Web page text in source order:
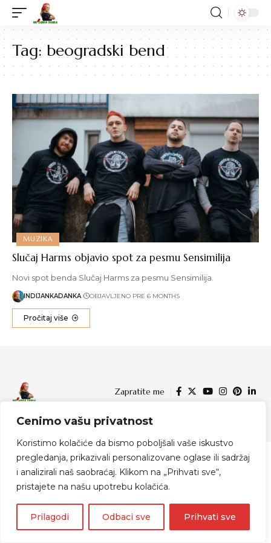
Cenimo vašu privatnost
Koristimo kolačiće da bismo poboljšali vaše iskustvo
pregledanja, prikazivali personalizovane oglase ili sadržaj
i analizirali naš saobraćaj. Klikom na „Prihvati sve“,
pristajete na našu upotrebu kolačića.
Prilagodi Odbaci sve Prihvati sve
Tag: beogradski bend
MUZIKA
Slučaj Harms objavio spot za pesmu Sensimilija
Novi spot benda Slučaj Harms za pesmu Sensimilija.
INDIJANKADANKA OBJAVLJENO PRE 6 MONTHS
Pročitaj više
Zapratite me
© 2024 Indijanka Danka